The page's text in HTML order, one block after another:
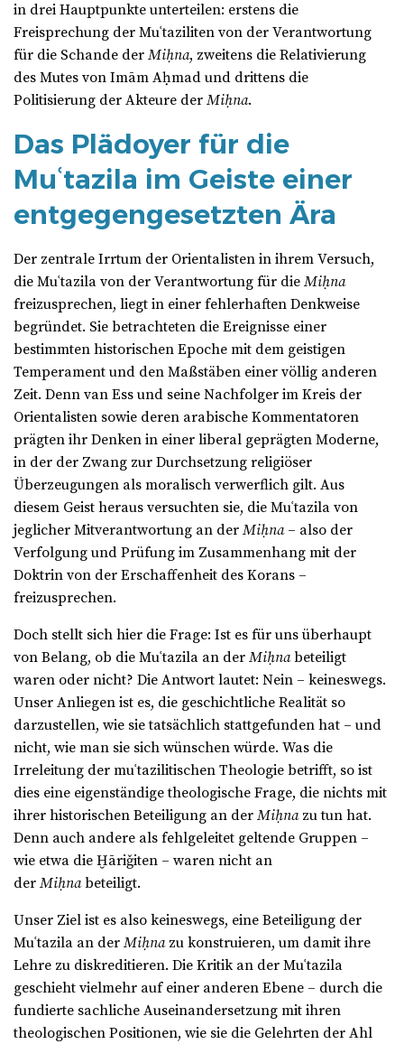
in drei Hauptpunkte unterteilen: erstens die
Freisprechung der Muʿtaziliten von der Verantwortung
für die Schande der Miḥna, zweitens die Relativierung
des Mutes von Imām Aḥmad und drittens die
Politisierung der Akteure der Miḥna.
Das Plädoyer für die
Muʿtazila im Geiste einer
entgegengesetzten Ära
Der zentrale Irrtum der Orientalisten in ihrem Versuch,
die Muʿtazila von der Verantwortung für die Miḥna
freizusprechen, liegt in einer fehlerhaften Denkweise
begründet. Sie betrachteten die Ereignisse einer
bestimmten historischen Epoche mit dem geistigen
Temperament und den Maßstäben einer völlig anderen
Zeit. Denn van Ess und seine Nachfolger im Kreis der
Orientalisten sowie deren arabische Kommentatoren
prägten ihr Denken in einer liberal geprägten Moderne,
in der der Zwang zur Durchsetzung religiöser
Überzeugungen als moralisch verwerflich gilt. Aus
diesem Geist heraus versuchten sie, die Muʿtazila von
jeglicher Mitverantwortung an der Miḥna– also der
Verfolgung und Prüfung im Zusammenhang mit der
Doktrin von der Erschaffenheit des Korans –
freizusprechen.
Doch stellt sich hier die Frage: Ist es für uns überhaupt
von Belang, ob die Muʿtazila an der Miḥnabeteiligt
waren oder nicht? Die Antwort lautet: Nein – keineswegs.
Unser Anliegen ist es, die geschichtliche Realität so
darzustellen, wie sie tatsächlich stattgefunden hat – und
nicht, wie man sie sich wünschen würde. Was die
Irreleitung der muʿtazilitischen Theologie betrifft, so ist
dies eine eigenständige theologische Frage, die nichts mit
ihrer historischen Beteiligung an der Miḥnazu tun hat.
Denn auch andere als fehlgeleitet geltende Gruppen –
wie etwa die Ḫāriǧiten – waren nicht an
der Miḥnabeteiligt.
Unser Ziel ist es also keineswegs, eine Beteiligung der
Muʿtazila an der Miḥnazu konstruieren, um damit ihre
Lehre zu diskreditieren. Die Kritik an der Muʿtazila
geschieht vielmehr auf einer anderen Ebene – durch die
fundierte sachliche Auseinandersetzung mit ihren
theologischen Positionen, wie sie die Gelehrten der Ahl